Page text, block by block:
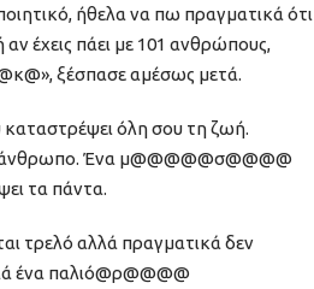
ήθελα να πω πραγματικά ότι
αν έχεις πάει με 101 ανθρώπους,
ξέσπασε αμέσως μετά.
καταστρέψει όλη σου τη ζωή.
Ένα μ@@@@@σ@@@@
τα πάντα.
τρελό αλλά πραγματικά δεν
ένα παλιό@ρ@@@@